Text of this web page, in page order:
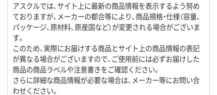
アスクルでは、サイト上に最新の商品情報を表示するよう努め
ておりますが、メーカーの都合等により、商品規格・仕様（容量、
パッケージ、原材料、原産国など）が変更される場合がございま
す。
このため、実際にお届けする商品とサイト上の商品情報の表記
が異なる場合がございますので、ご使用前には必ずお届けした
商品の商品ラベルや注意書きをご確認ください。
さらに詳細な商品情報が必要な場合は、メーカー等にお問い合
わせください。